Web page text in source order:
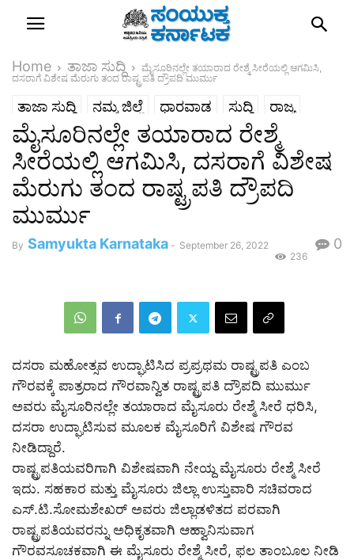
Home ತಾಜಾ ಸುದ್ದಿ
ಮೈಸೂರಿನಲ್ಲೇ ತಯಾರಾದ ರೇಶ್ಮೆ ಸೀರೆಯಲ್ಲಿ ಆಗಮಿಸಿ,
ದಸರಾಗೆ ವಿಶೇಷ ಮೆರುಗು ತಂದ ರಾಷ್ಟ್ರಪತಿ ದ್ರೌಪದಿ ಮುರ್ಮು
ತಾಜಾ ಸುದ್ದಿ ನಮ್ಮ ಜಿಲ್ಲೆ ಧಾರವಾಡ ಸುದ್ದಿ ರಾಜ್ಯ
ಮೈಸೂರಿನಲ್ಲೇ ತಯಾರಾದ ರೇಶ್ಮೆ
ಸೀರೆಯಲ್ಲಿ ಆಗಮಿಸಿ, ದಸರಾಗೆ ವಿಶೇಷ
ಮೆರುಗು ತಂದ ರಾಷ್ಟ್ರಪತಿ ದ್ರೌಪದಿ
ಮುರ್ಮು
By Samyukta Karnataka - September 26, 2022 0
236
ದಸರಾ ಮಹೋತ್ಸವ ಉದ್ಘಾಟಿಸಿದ ಪ್ರಪ್ರಥಮ ರಾಷ್ಟ್ರಪತಿ ಎಂಬ
ಗೌರವಕ್ಕೆ ಪಾತ್ರರಾದ ಗೌರವಾನ್ವಿತ ರಾಷ್ಟ್ರಪತಿ ದ್ರೌಪದಿ ಮುರ್ಮು
ಅವರು ಮೈಸೂರಿನಲ್ಲೇ ತಯಾರಾದ ಮೈಸೂರು ರೇಶ್ಮೆ ಸೀರೆ ಧರಿಸಿ,
ದಸರಾ ಉದ್ಘಾಟಿಸುವ ಮೂಲಕ ಮೈಸೂರಿಗೆ ವಿಶೇಷ ಗೌರವ
ನೀಡಿದ್ದಾರೆ.
ರಾಷ್ಟ್ರಪತಿಯವರಿಗಾಗಿ ವಿಶೇಷವಾಗಿ ನೇಯ್ದ ಮೈಸೂರು ರೇಶ್ಮೆ ಸೀರೆ
ಇದು. ಸಹಕಾರ ಮತ್ತು ಮೈಸೂರು ಜಿಲ್ಲಾ ಉಸ್ತುವಾರಿ ಸಚಿವರಾದ
ಎಸ್.ಟಿ.ಸೋಮಶೇಖರ್ ಅವರು ಜಿಲ್ಲಾಡಳಿತದ ಪರವಾಗಿ
ರಾಷ್ಟ್ರಪತಿಯವರನ್ನು ಅಧಿಕೃತವಾಗಿ ಆಹ್ವಾನಿಸುವಾಗ
ಗೌರವಸೂಚಕವಾಗಿ ಈ ಮೈಸೂರು ರೇಶ್ಮೆ ಸೀರೆ, ಫಲ ತಾಂಬೂಲ ನೀಡಿ